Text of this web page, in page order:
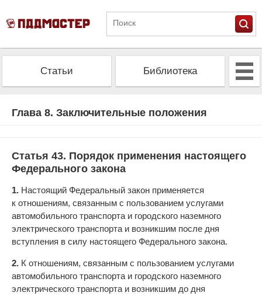
Статьи Библиотека
Глава 8. Заключительные положения
Статья 43. Порядок применения настоящего
Федерального закона
1. Настоящий Федеральный закон применяется
к отношениям, связанным с пользованием услугами
автомобильного транспорта и городского наземного
электрического транспорта и возникшим после дня
вступления в силу настоящего Федерального закона.
2. К отношениям, связанным с пользованием услугами
автомобильного транспорта и городского наземного
электрического транспорта и возникшим до дня